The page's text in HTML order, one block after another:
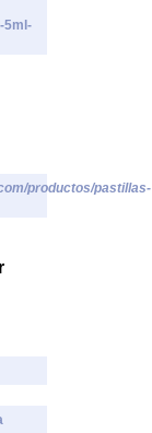
5ml-
productos/pastillas-